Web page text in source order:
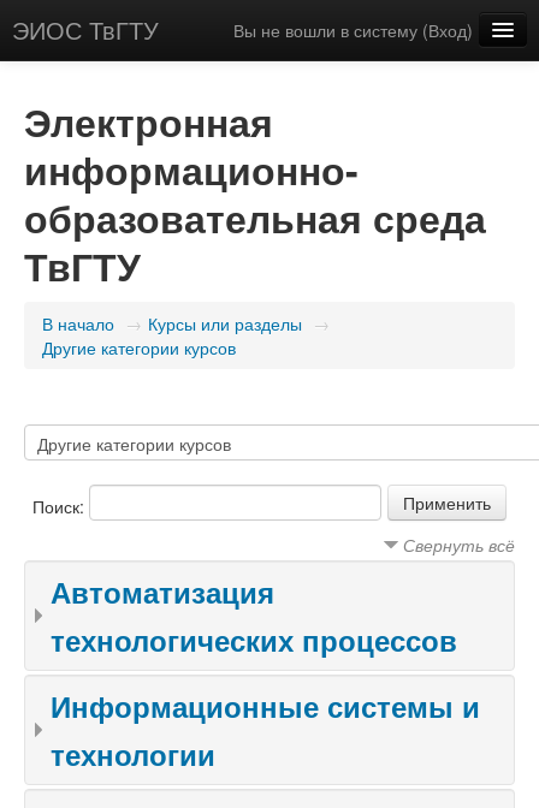
ЭИОС ТвГТУ Вы не вошли в систему (Вход)
Электронная
информационно-
образовательная среда
ТвГТУ
В начало → Курсы или разделы →
Другие категории курсов
Поиск:
Свернуть всё
Автоматизация
технологических процессов
Информационные системы и
технологии